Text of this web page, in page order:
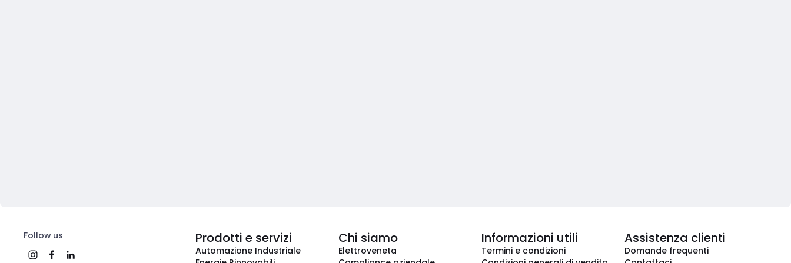
Follow us Prodotti e servizi
Automazione Industriale
Chi siamo
Elettroveneta
Informazioni utili
Termini e condizioni
Assistenza clienti
Domande frequenti